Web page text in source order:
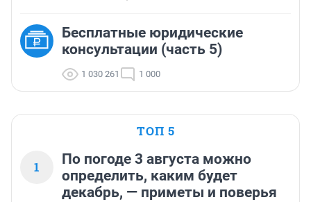
Бесплатные юридические
консультации (часть 5)
1 030 261 1 000
ТОП 5
1
По погоде 3 августа можно
определить, каким будет
декабрь, — приметы и поверья